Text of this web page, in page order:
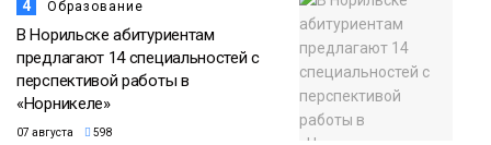
4 Образование
В Норильске абитуриентам
предлагают 14 специальностей с
перспективой работы в
«Норникеле»
07 августа 598